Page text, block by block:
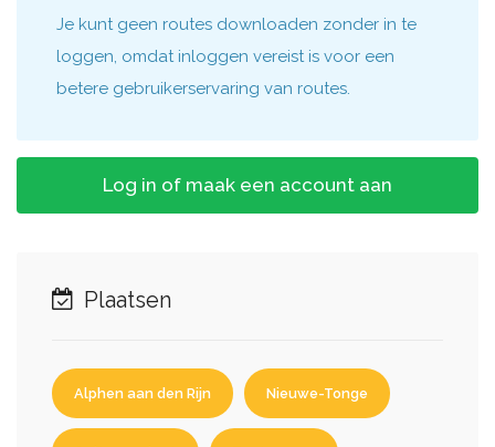
Je kunt geen routes downloaden zonder in te
loggen, omdat inloggen vereist is voor een
betere gebruikerservaring van routes.
Log in of maak een account aan
Plaatsen
Alphen aan den Rijn Nieuwe-Tonge